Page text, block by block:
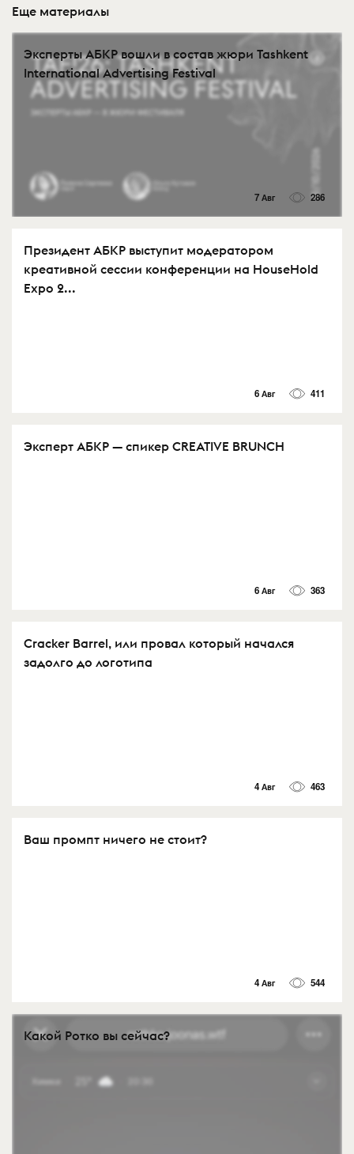
Еще материалы
Эксперты АБКР вошли в состав жюри Tashkent
International Advertising Festival
7 Авг 286
Президент АБКР выступит модератором
креативной сессии конференции на HouseHold
Expo 2...
6 Авг 411
Эксперт АБКР — спикер CREATIVE BRUNCH
6 Авг 363
Cracker Barrel, или провал который начался
задолго до логотипа
4 Авг 463
Ваш промпт ничего не стоит?
4 Авг 544
Какой Ротко вы сейчас?